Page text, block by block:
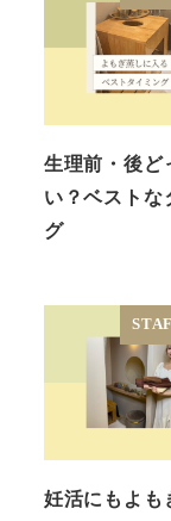
生理前・後ど
い？ベストな
グ
妊活にもよも